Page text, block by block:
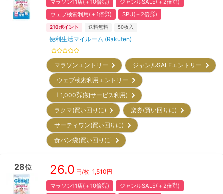
マラソン11店(＋10倍㌽)
ジャンルSALE(＋2倍㌽)
ウェブ検索利用(＋1倍㌽)
SPU(＋2倍㌽)
210ポイント 送料無料 50枚入
便利生活マイルーム (Rakuten)
マラソンエントリー
ジャンルSALEエントリー
ウェブ検索利用エントリー
＋1,000㌽(初サービス利用)
ラクマ(買い回りに)
楽券(買い回りに)
サーティワン(買い回りに)
食パン袋(買い回りに)
28位 26.0 円/枚 1,510円
マラソン11店(＋10倍㌽)
ジャンルSALE(＋2倍㌽)